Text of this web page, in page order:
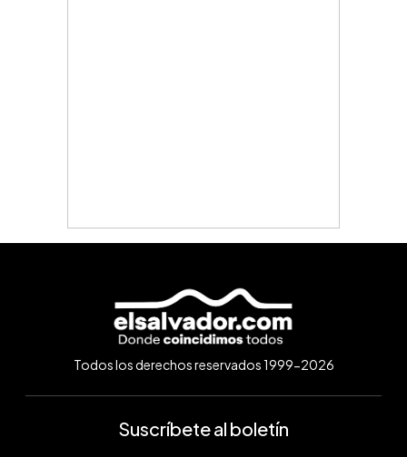
Todos los derechos reservados 1999-2026
Suscríbete al boletín